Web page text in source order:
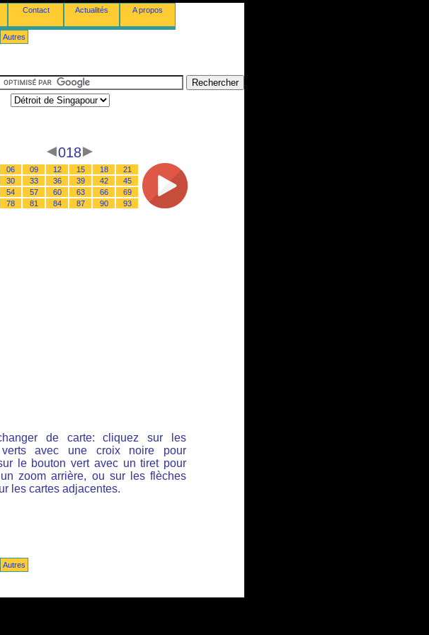
Contact Actualités A propos
Autres
018
06 09 12 15 18
21
30 33 36 39 42
45
54 57 60 63 66
69
78 81 84 87 90 93
de carte: cliquez sur les
verts avec une croix noire pour
le bouton vert avec un tiret pour
zoom arrière, ou sur les flèches
les cartes adjacentes.
Autres